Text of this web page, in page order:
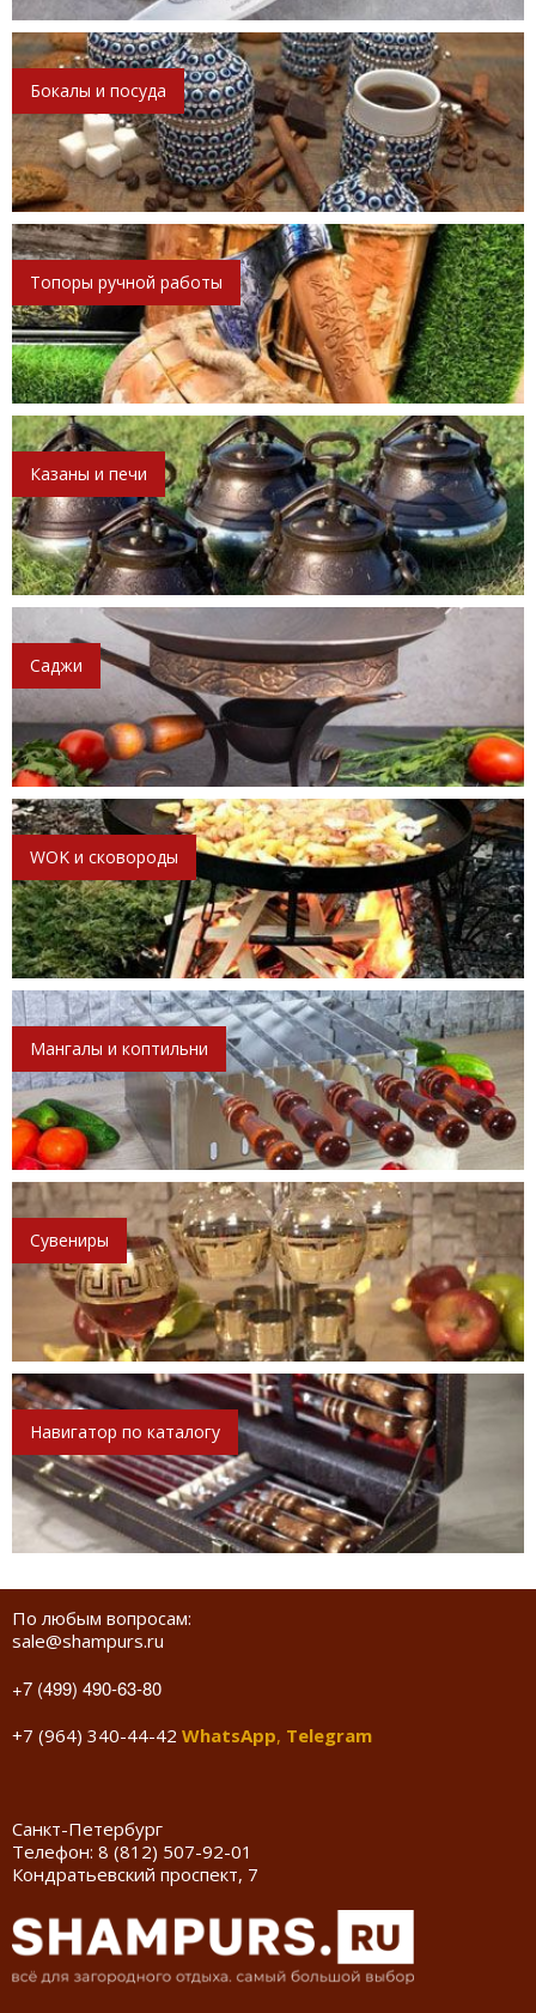
Бокалы и посуда
Топоры ручной работы
Казаны и печи
Саджи
WOK и сковороды
Мангалы и коптильни
Сувениры
Навигатор по каталогу
По любым вопросам:
sale@shampurs.ru
+7 (499) 490-63-80
+7 (964) 340-44-42 WhatsApp, Telegram
Санкт-Петербург
Телефон: 8 (812) 507-92-01
Кондратьевский проспект, 7